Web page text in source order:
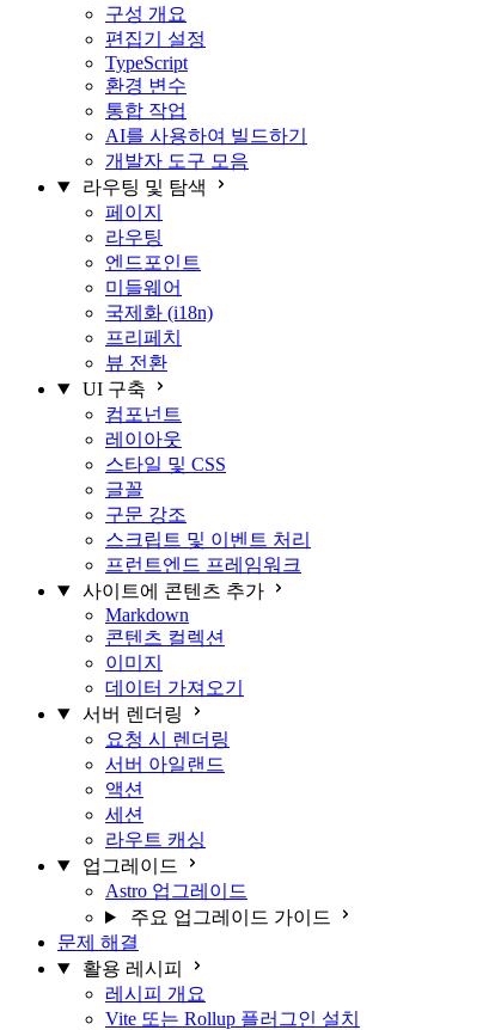
구성 개요
편집기 설정
TypeScript
환경 변수
통합 작업
AI를 사용하여 빌드하기
개발자 도구 모음
라우팅 및 탐색
페이지
라우팅
엔드포인트
미들웨어
국제화 (i18n)
프리페치
뷰 전환
UI 구축
컴포넌트
레이아웃
스타일 및 CSS
글꼴
구문 강조
스크립트 및 이벤트 처리
프런트엔드 프레임워크
사이트에 콘텐츠 추가
Markdown
콘텐츠 컬렉션
이미지
데이터 가져오기
서버 렌더링
요청 시 렌더링
서버 아일랜드
액션
세션
라우트 캐싱
업그레이드
Astro 업그레이드
주요 업그레이드 가이드
문제 해결
활용 레시피
레시피 개요
Vite 또는 Rollup 플러그인 설치